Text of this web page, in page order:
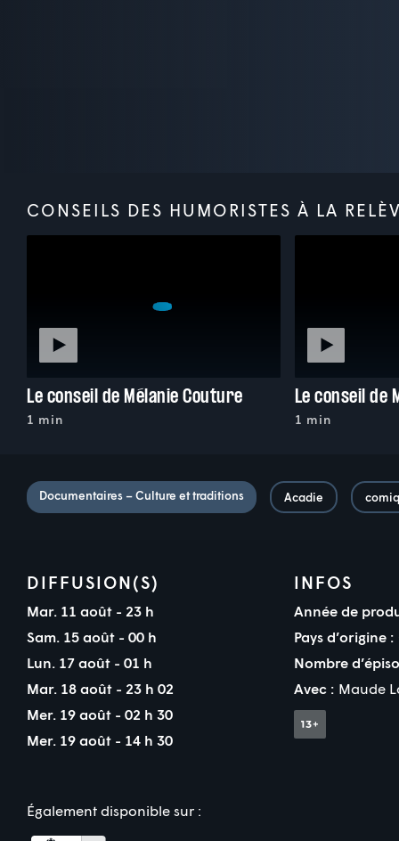
CONSEILS DES HUMORISTES À LA
Le conseil de Mélanie Couture
1 min
Le conseil de
1 min
Documentaires – Culture et traditions Acadie
DIFFUSION(S)
Mar. 11 août - 23 h
Sam. 15 août - 00 h
Lun. 17 août - 01 h
Mar. 18 août - 23 h 02
Mer. 19 août - 02 h 30
Mer. 19 août - 14 h 30
Également disponible sur :
INFOS
Année de
Pays d’origine :
Nombre
Avec : Maude